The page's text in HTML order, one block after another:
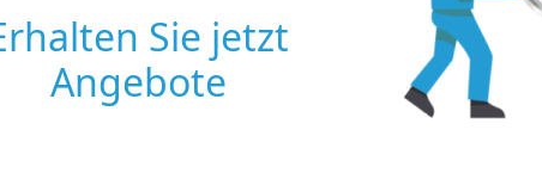
Sie jetzt
Angebote